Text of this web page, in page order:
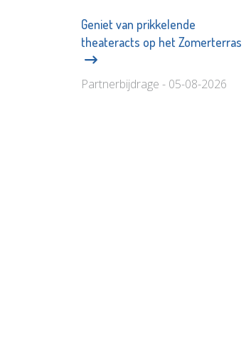
Geniet van prikkelende
theateracts op het Zomerterras
Partnerbijdrage - 05-08-2026